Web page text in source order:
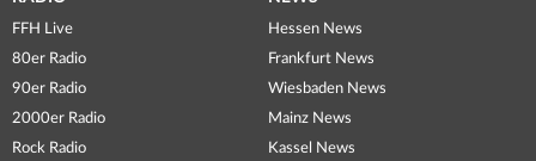
FFH Live
80er Radio
90er Radio
2000er Radio
Rock Radio
Hessen News
Frankfurt News
Wiesbaden News
Mainz News
Kassel News